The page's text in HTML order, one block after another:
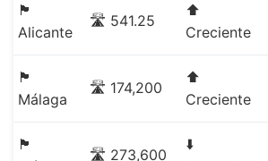
🏴
Alicante
🛣️ 541.25
⬆️
Creciente
🏴
Málaga
🛣️ 174,200
⬆️
Creciente
🏴
🛣️ 273,600
⬇️